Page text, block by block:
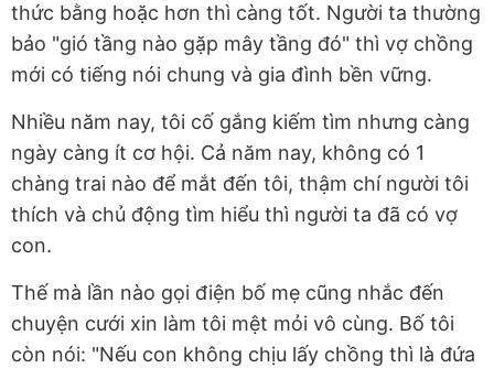
thức bằng hoặc hơn thì càng tốt. Người ta thường
bảo "gió tầng nào gặp mây tầng đó" thì vợ chồng
mới có tiếng nói chung và gia đình bền vững.
Nhiều năm nay, tôi cố gắng kiếm tìm nhưng càng
ngày càng ít cơ hội. Cả năm nay, không có 1
chàng trai nào để mắt đến tôi, thậm chí người tôi
thích và chủ động tìm hiểu thì người ta đã có vợ
con.
Thế mà lần nào gọi điện bố mẹ cũng nhắc đến
chuyện cưới xin làm tôi mệt mỏi vô cùng. Bố tôi
còn nói: "Nếu con không chịu lấy chồng thì là đứa